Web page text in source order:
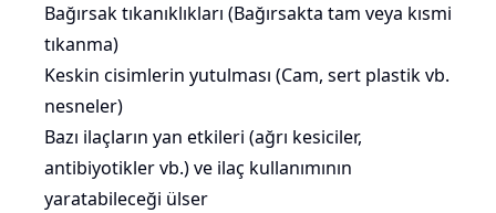
Bağırsak tıkanıklıkları (Bağırsakta tam veya kısmi
tıkanma)
Keskin cisimlerin yutulması (Cam, sert plastik vb.
nesneler)
Bazı ilaçların yan etkileri (ağrı kesiciler,
antibiyotikler vb.) ve ilaç kullanımının
yaratabileceği ülser